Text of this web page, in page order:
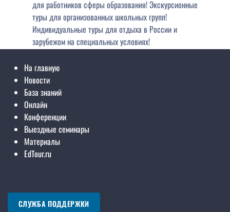
На главную
Новости
База знаний
Онлайн
Конференции
Выездные семинары
Материалы
EdTour.ru
СЛУЖБА ПОДДЕРЖКИ